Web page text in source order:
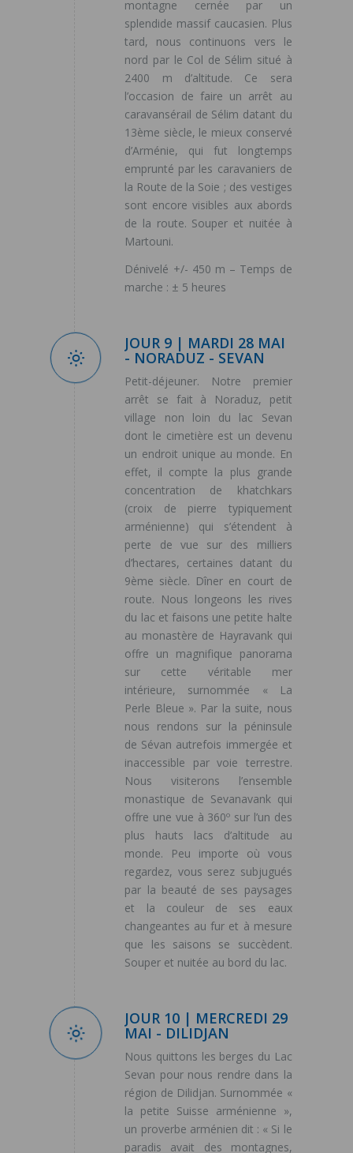
montagne cernée par un
splendide massif caucasien. Plus
tard, nous continuons vers le
nord par le Col de Sélim situé à
2400 m d’altitude. Ce sera
l’occasion de faire un arrêt au
caravansérail de Sélim datant du
13ème siècle, le mieux conservé
d’Arménie, qui fut longtemps
emprunté par les caravaniers de
la Route de la Soie ; des vestiges
sont encore visibles aux abords
de la route. Souper et nuitée à
Martouni.
Dénivelé +/- 450 m – Temps de
marche : ± 5 heures
JOUR 9 | MARDI 28 MAI
- NORADUZ - SEVAN
Petit-déjeuner. Notre premier
arrêt se fait à Noraduz, petit
village non loin du lac Sevan
dont le cimetière est un devenu
un endroit unique au monde. En
effet, il compte la plus grande
concentration de khatchkars
(croix de pierre typiquement
arménienne) qui s’étendent à
perte de vue sur des milliers
d’hectares, certaines datant du
9ème siècle. Dîner en court de
route. Nous longeons les rives
du lac et faisons une petite halte
au monastère de Hayravank qui
offre un magnifique panorama
sur cette véritable mer
intérieure, surnommée « La
Perle Bleue ». Par la suite, nous
nous rendons sur la péninsule
de Sévan autrefois immergée et
inaccessible par voie terrestre.
Nous visiterons l’ensemble
monastique de Sevanavank qui
offre une vue à 360º sur l’un des
plus hauts lacs d’altitude au
monde. Peu importe où vous
regardez, vous serez subjugués
par la beauté de ses paysages
et la couleur de ses eaux
changeantes au fur et à mesure
que les saisons se succèdent.
Souper et nuitée au bord du lac.
JOUR 10 | MERCREDI 29
MAI - DILIDJAN
Nous quittons les berges du Lac
Sevan pour nous rendre dans la
région de Dilidjan. Surnommée «
la petite Suisse arménienne »,
un proverbe arménien dit : « Si le
paradis avait des montagnes,